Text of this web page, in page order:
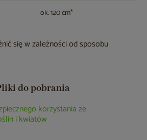
ok. 120 cm*
się w zależności od sposobu
do pobrania
korzystania ze
i kwiatów